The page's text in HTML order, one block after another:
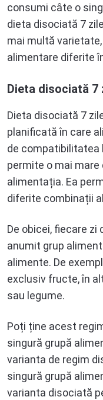
consumi câte o
dieta disociată 7
mai multă
alimentare diferite
Dieta disociată 7
Dieta disociată 7
planificată în care
de compatibilitatea
permite o mai
alimentația. Ea
diferite combinații
De obicei, fiecare zi
anumit grup
alimente. De
exclusiv fructe, în
sau legume.
Poți ține acest
singură grupă
varianta de regim
singură grupă
varianta disociată